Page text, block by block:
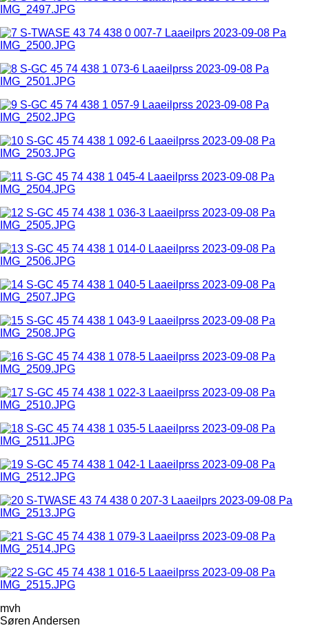
mvh
Søren Andersen